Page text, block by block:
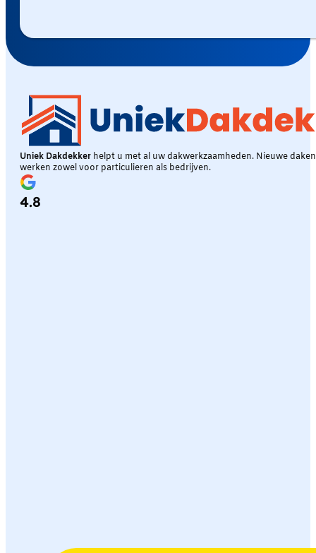
Uniek Dakdekker helpt u met al uw dakwerkzaamheden. Nieuwe
werken zowel voor particulieren als bedrijven.
4.8